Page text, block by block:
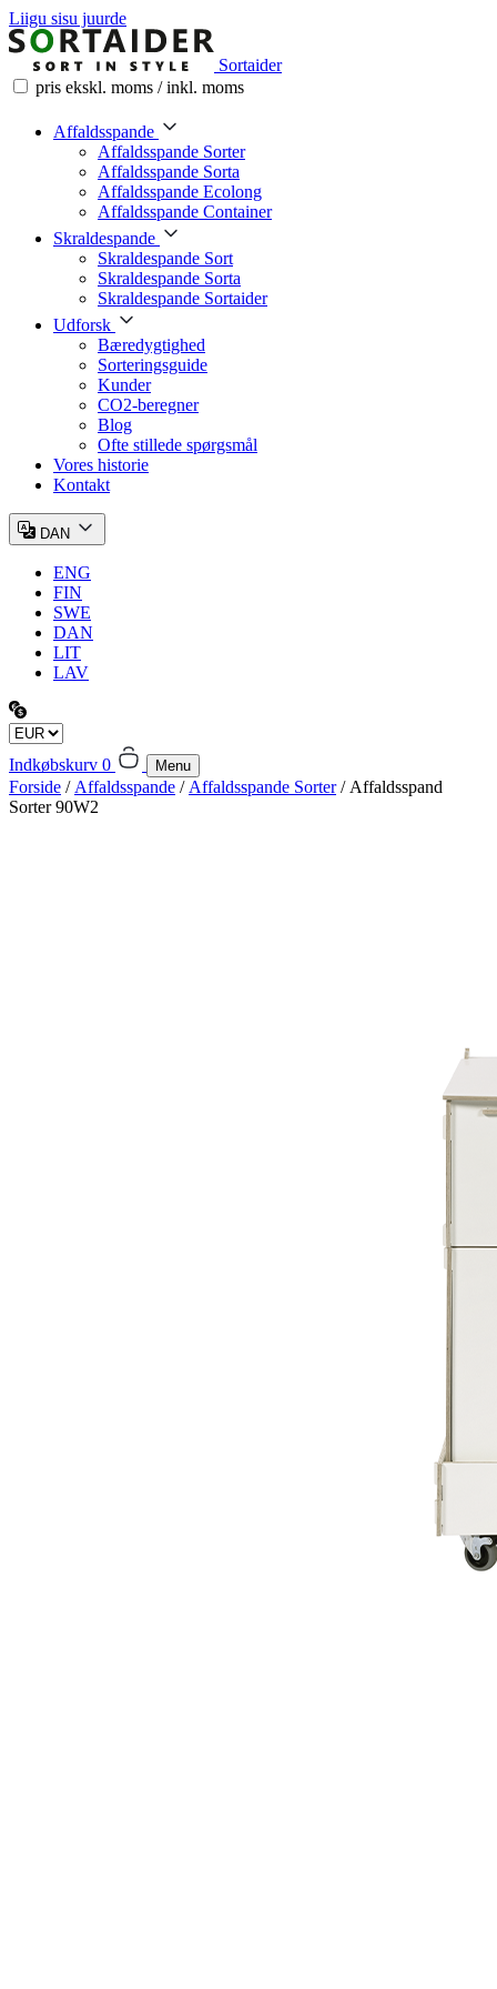
Liigu sisu juurde
Sortaider
pris ekskl. moms / inkl. moms
Affaldsspande
Affaldsspande Sorter
Affaldsspande Sorta
Affaldsspande Ecolong
Affaldsspande Container
Skraldespande
Skraldespande Sort
Skraldespande Sorta
Skraldespande Sortaider
Udforsk
Bæredygtighed
Sorteringsguide
Kunder
CO2-beregner
Blog
Ofte stillede spørgsmål
Vores historie
Kontakt
DAN
ENG
FIN
SWE
DAN
LIT
LAV
Indkøbskurv 0 Menu
Forside / Affaldsspande / Affaldsspande Sorter/ Affaldsspand
Sorter 90W2